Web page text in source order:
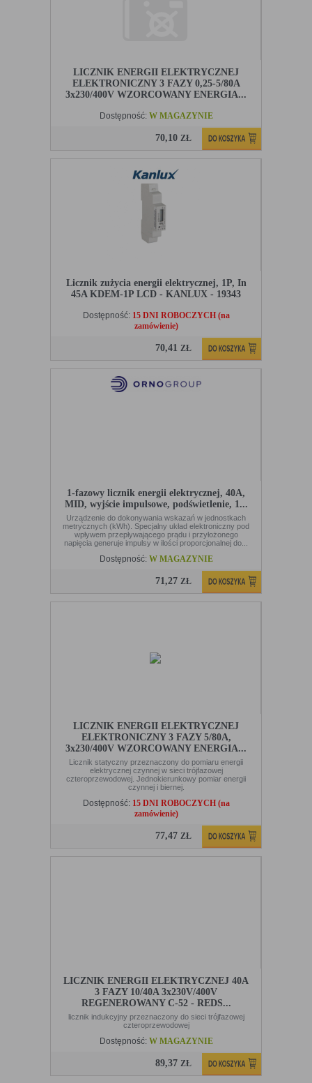
LICZNIK ENERGII ELEKTRYCZNEJ
ELEKTRONICZNY 3 FAZY 0,25-5/80A
3x230/400V WZORCOWANY ENERGIA...
Dostępność: W MAGAZYNIE
70,10 ZŁ
Licznik zużycia energii elektrycznej, 1P, In
45A KDEM-1P LCD - KANLUX - 19343
Dostępność: 15 DNI ROBOCZYCH (na
zamówienie)
70,41 ZŁ
1-fazowy licznik energii elektrycznej, 40A,
MID, wyjście impulsowe, podświetlenie, 1...
Urządzenie do dokonywania wskazań w jednostkach
metrycznych (kWh). Specjalny układ elektroniczny pod
wpływem przepływającego prądu i przyłożonego
napięcia generuje impulsy w ilości proporcjonalnej do...
Dostępność: W MAGAZYNIE
71,27 ZŁ
LICZNIK ENERGII ELEKTRYCZNEJ
ELEKTRONICZNY 3 FAZY 5/80A,
3x230/400V WZORCOWANY ENERGIA...
Licznik statyczny przeznaczony do pomiaru energii
elektrycznej czynnej w sieci trójfazowej
czteroprzewodowej. Jednokierunkowy pomiar energii
czynnej i biernej.
Dostępność: 15 DNI ROBOCZYCH (na
zamówienie)
77,47 ZŁ
LICZNIK ENERGII ELEKTRYCZNEJ 40A
3 FAZY 10/40A 3x230V/400V
REGENEROWANY C-52 - REDS...
licznik indukcyjny przeznaczony do sieci trójfazowej
czteroprzewodowej
Dostępność: W MAGAZYNIE
89,37 ZŁ